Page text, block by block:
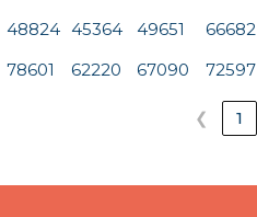
48824 45364 49651 66682
78601 62220 67090 72597
❮ 1